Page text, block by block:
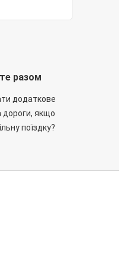
разом
додаткове
якщо
поїздку?